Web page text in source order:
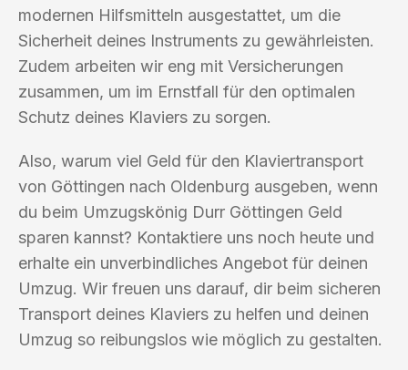
modernen Hilfsmitteln ausgestattet, um die
Sicherheit deines Instruments zu gewährleisten.
Zudem arbeiten wir eng mit Versicherungen
zusammen, um im Ernstfall für den optimalen
Schutz deines Klaviers zu sorgen.
Also, warum viel Geld für den Klaviertransport
von Göttingen nach Oldenburg ausgeben, wenn
du beim Umzugskönig Durr Göttingen Geld
sparen kannst? Kontaktiere uns noch heute und
erhalte ein unverbindliches Angebot für deinen
Umzug. Wir freuen uns darauf, dir beim sicheren
Transport deines Klaviers zu helfen und deinen
Umzug so reibungslos wie möglich zu gestalten.